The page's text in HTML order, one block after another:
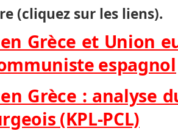
(cliquez sur les liens).
Grèce et Union
espagnol
Grèce : analyse
(KPL-PCL)